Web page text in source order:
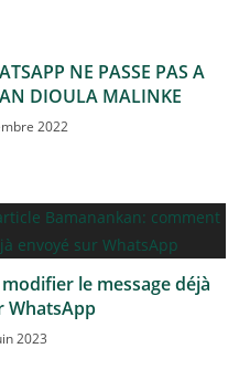
NE PASSE PAS A
DIOULA MALINKE
2022
le message déjà
WhatsApp
2023